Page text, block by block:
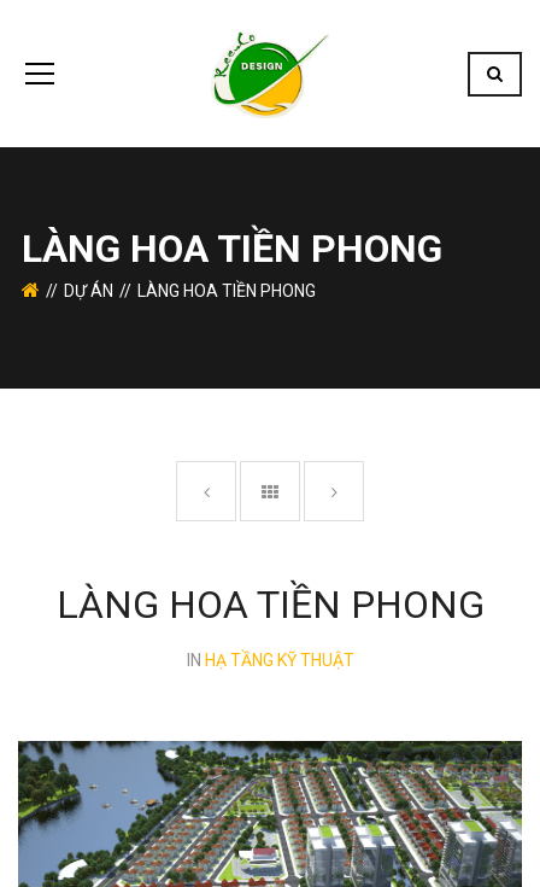
LÀNG HOA TIỀN PHONG
DỰ ÁN LÀNG HOA TIỀN PHONG
LÀNG HOA TIỀN PHONG
IN HẠ TẦNG KỸ THUẬT